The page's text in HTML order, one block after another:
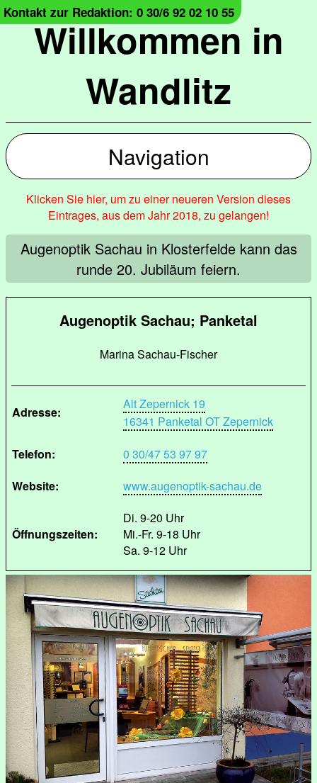
Willkommen in
Wandlitz
Kontakt zur Redaktion: 0 30/6 92 02 10 55
Navigation
Klicken Sie hier, um zu einer neueren Version dieses
Eintrages, aus dem Jahr 2018, zu gelangen!
Augenoptik Sachau in Klosterfelde kann das
runde 20. Jubiläum feiern.
Augenoptik Sachau; Panketal
Marina Sachau-Fischer
Adresse:
Alt Zepernick 19
16341 Panketal OT Zepernick
Telefon:
0 30/47 53 97 97
Website:
www.augenoptik-sachau.de
Öffnungszeiten:
Di. 9-20 Uhr
Mi.-Fr. 9-18 Uhr
Sa. 9-12 Uhr